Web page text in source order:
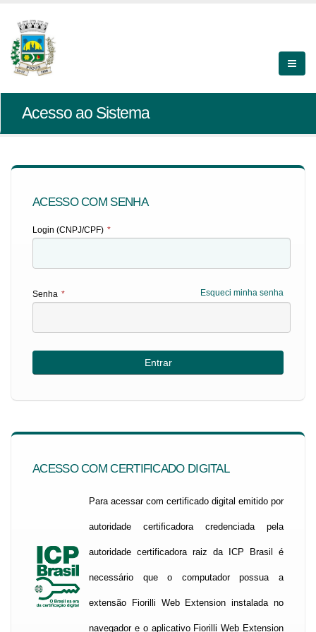
Acesso ao Sistema
ACESSO COM SENHA
Login (CNPJ/CPF) *
Esqueci minha senha
Senha *
ACESSO COM CERTIFICADO DIGITAL
Para acessar com certificado digital emitido por
autoridade certificadora credenciada pela
autoridade certificadora raiz da ICP Brasil é
necessário que o computador possua a
extensão Fiorilli Web Extension instalada no
navegador e o aplicativo Fiorilli Web Extension